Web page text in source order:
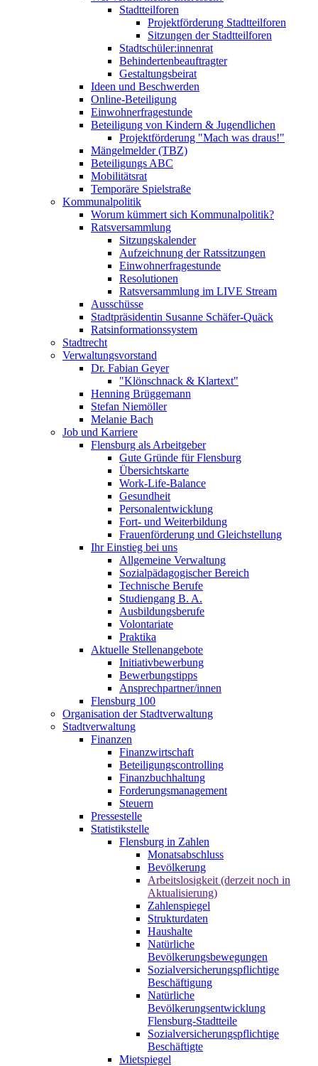
Stadtteilforen
Projektförderung Stadtteilforen
Sitzungen der Stadtteilforen
Stadtschüler:innenrat
Behindertenbeauftragter
Gestaltungsbeirat
Ideen und Beschwerden
Online-Beteiligung
Einwohnerfragestunde
Beteiligung von Kindern & Jugendlichen
Projektförderung "Mach was draus!"
Mängelmelder (TBZ)
Beteiligungs ABC
Mobilitätsrat
Temporäre Spielstraße
Kommunalpolitik
Worum kümmert sich Kommunalpolitik?
Ratsversammlung
Sitzungskalender
Aufzeichnung der Ratssitzungen
Einwohnerfragestunde
Resolutionen
Ratsversammlung im LIVE Stream
Ausschüsse
Stadtpräsidentin Susanne Schäfer-Quäck
Ratsinformationssystem
Stadtrecht
Verwaltungsvorstand
Dr. Fabian Geyer
"Klönschnack & Klartext"
Henning Brüggemann
Stefan Niemöller
Melanie Bach
Job und Karriere
Flensburg als Arbeitgeber
Gute Gründe für Flensburg
Übersichtskarte
Work-Life-Balance
Gesundheit
Personalentwicklung
Fort- und Weiterbildung
Frauenförderung und Gleichstellung
Ihr Einstieg bei uns
Allgemeine Verwaltung
Sozialpädagogischer Bereich
Technische Berufe
Studiengang B. A.
Ausbildungsberufe
Volontariate
Praktika
Aktuelle Stellenangebote
Initiativbewerbung
Bewerbungstipps
Ansprechpartner/innen
Flensburg 100
Organisation der Stadtverwaltung
Stadtverwaltung
Finanzen
Finanzwirtschaft
Beteiligungscontrolling
Finanzbuchhaltung
Forderungsmanagement
Steuern
Pressestelle
Statistikstelle
Flensburg in Zahlen
Monatsabschluss
Bevölkerung
Arbeitslosigkeit (derzeit noch in
Aktualisierung)
Zahlenspiegel
Strukturdaten
Haushalte
Natürliche
Bevölkerungsbewegungen
Sozialversicherungspflichtige
Beschäftigung
Natürliche
Bevölkerungsentwicklung
Flensburg-Stadtteile
Sozialversicherungspflichtige
Beschäftigte
Mietspiegel